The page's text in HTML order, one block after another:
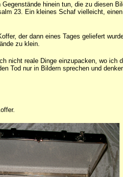
Gegenstände hinein tun, die zu diesen
23. Ein kleines Schaf vielleicht, einen
der dann eines Tages geliefert
zu klein.
nicht reale Dinge einzupacken, wo ich
Tod nur in Bildern sprechen und